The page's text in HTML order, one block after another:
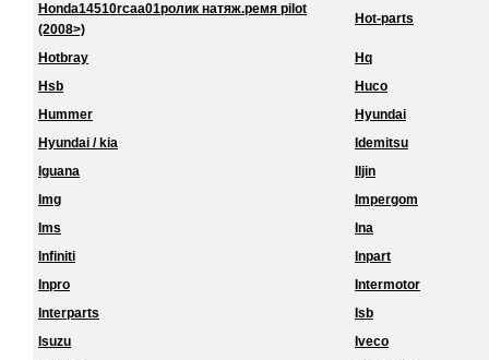
Honda14510rcaa01ролик натяж.ремя pilot
(2008>)
Hot-parts
Hotbray
Hq
Hsb
Huco
Hummer
Hyundai
Hyundai / kia
Idemitsu
Iguana
Iljin
Img
Impergom
Ims
Ina
Infiniti
Inpart
Inpro
Intermotor
Interparts
Isb
Isuzu
Iveco